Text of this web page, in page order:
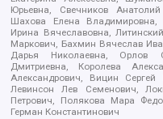
Юрьевна, Свечников
Шахова Елена Владимировна,
Ирина Вячеславовна,
Маркович, Бахмин Вячеслав
Дарья Николаевна, Орлов
Дмитриевна, Королева
Александрович, Вицин
Левинсон Лев Семенович,
Петрович, Полякова Мара
Герман Константинович